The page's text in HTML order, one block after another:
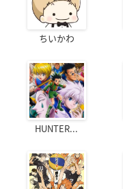
ちいかわ
HUNTER...